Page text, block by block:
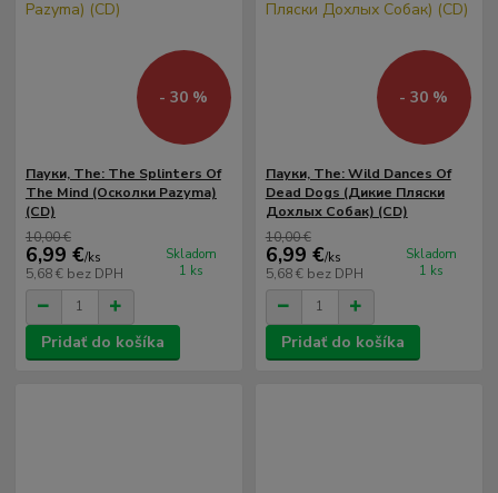
- 30 %
Пауки, The: The Splinters Of
The Mind (Осколки Раzуmа)
(CD)
10,00 €
6,99 €/ks
5,68 € bez DPH
Skladom
1 ks
Pridať do košíka
- 30 %
Пауки, The: Wild Dances Of
Dead Dogs (Дикие Пляски
Дохлых Собак) (CD)
10,00 €
6,99 €/ks
5,68 € bez DPH
Skladom
1 ks
Pridať do košíka